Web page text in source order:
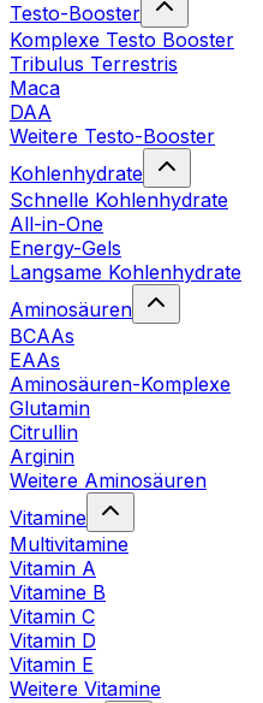
Testo-Booster
Komplexe Testo Booster
Tribulus Terrestris
Maca
DAA
Weitere Testo-Booster
Kohlenhydrate
Schnelle Kohlenhydrate
All-in-One
Energy-Gels
Langsame Kohlenhydrate
Aminosäuren
BCAAs
EAAs
Aminosäuren-Komplexe
Glutamin
Citrullin
Arginin
Weitere Aminosäuren
Vitamine
Multivitamine
Vitamin A
Vitamine B
Vitamin C
Vitamin D
Vitamin E
Weitere Vitamine